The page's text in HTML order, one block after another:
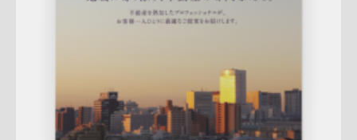
折りパンフレットエリア広告スタッフ紹介
詳しく見る